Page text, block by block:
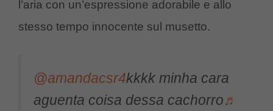
l’aria con un’espressione adorabile e allo
stesso tempo innocente sul musetto.
@amandacsr4kkkk minha cara
aguenta coisa dessa cachorro♬